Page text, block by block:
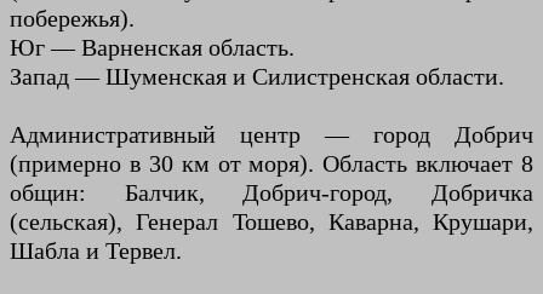
побережья).
Юг — Варненская область.
Запад — Шуменская и Силистренская области.
Административный центр — город Добрич
(примерно в 30 км от моря). Область включает 8
общин: Балчик, Добрич-город, Добричка
(сельская), Генерал Тошево, Каварна, Крушари,
Шабла и Тервел.